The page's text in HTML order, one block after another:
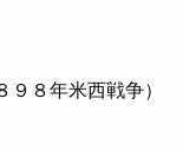
８年米西戦争）